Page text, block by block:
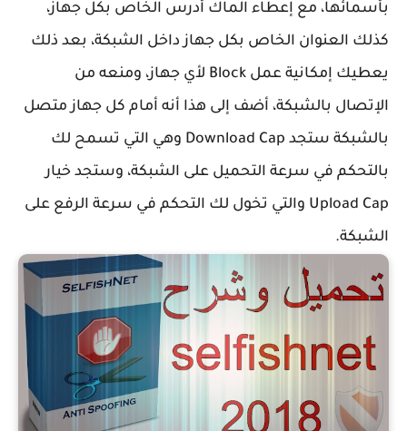
بأسمائها، مع إعطاء الماك أدرس الخاص بكل جهاز،
كذلك العنوان الخاص بكل جهاز داخل الشبكة، بعد ذلك
يعطيك إمكانية عمل Block لأي جهاز، ومنعه من
الإتصال بالشبكة، أضف إلى هذا أنه أمام كل جهاز متصل
بالشبكة ستجد Download Cap وهي التي تسمح لك
بالتحكم في سرعة التحميل على الشبكة، وستجد خيار
Upload Cap والتي تخول لك التحكم في سرعة الرفع على
الشبكة.